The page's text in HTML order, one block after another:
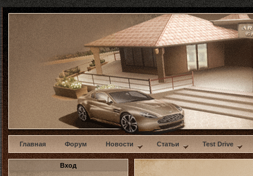
w
Главная Форум Новости Статьи Test Drive
Вход